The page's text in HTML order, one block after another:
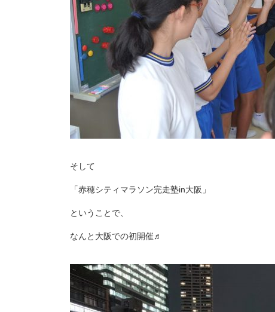
そして
「赤穂シティマラソン完走塾in大阪」
ということで、
なんと大阪での初開催♬